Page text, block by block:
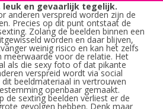
leuk en gevaarlijk tegelijk.
anderen verspreid worden zijn de
Precies op dit punt ontstaat de
Zolang de beelden binnen een
worden en daar blijven,
weinig risico en kan het zelfs
meerwaarde voor de relatie. Het
als die sexy foto of dat pikante
verspreid wordt via social
beeldmateriaal in vertrouwen
openbaar gemaakt.
de sexting beelden verliest er de
gevolgen hebben. Denk maar